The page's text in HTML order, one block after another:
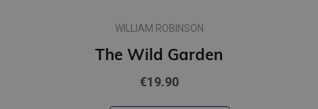
WILLIAM ROBINSON
The Wild Garden
€19.90